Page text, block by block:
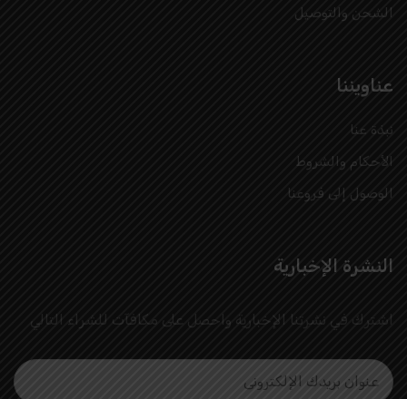
الشحن والتوصيل
عناويننا
نبذة عنا
الأحكام والشروط
الوصول إلى فروعنا
النشرة الإخبارية
اشترك في نشرتنا الإخبارية واحصل على مكافآت للشراء التالي